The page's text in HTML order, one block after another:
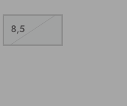
8,5